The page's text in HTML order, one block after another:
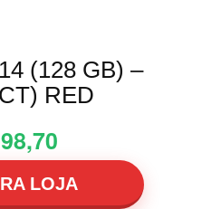
(128 GB) –
RED
LOJA